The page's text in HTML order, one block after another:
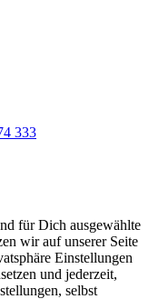
wir auf unserer Seite
Einstellungen
und jederzeit,
selbst
möchtest.